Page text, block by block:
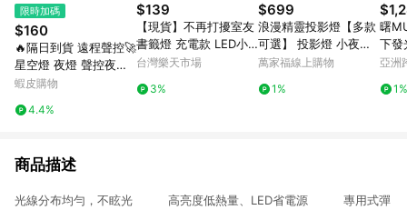
限時加碼
$160
🔥隔日到貨 遠程聲控🚀
星空燈 夜燈 聲控夜燈
小夜燈 氣氛燈 銀河投
車載星空燈
蝦皮購物
4.4%
$139
【現貨】不再打擾室友
書籤燈 充電款 LED小
夜燈 超薄 夜間LED 便
書燈 交換禮物｜領券最
台灣樂天市場
3%
$699
浪漫精靈投影燈【多款
可選】 投影燈 小夜燈
八款音效 投影 夜燈 禮
戀人 生日派對 海洋世
萬家福線上購物
1%
曙
亞洲
1%
商品描述
光線分布均勻，不眩光 高亮度低熱量、LED省電源 專用式彈